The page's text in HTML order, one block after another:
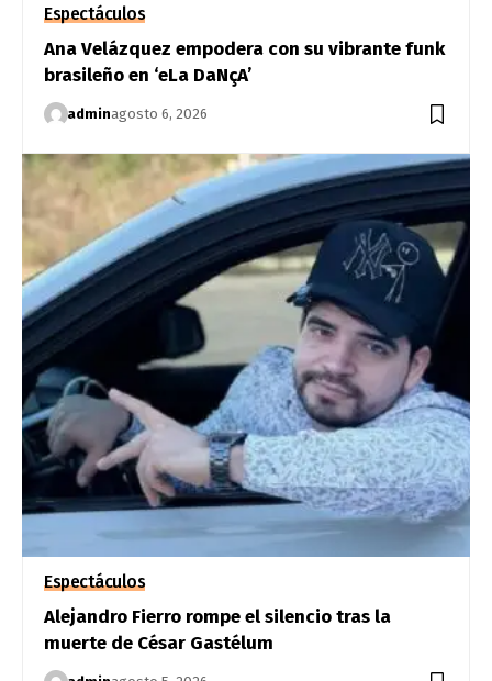
Espectáculos
Ana Velázquez empodera con su vibrante funk
brasileño en ‘eLa DaNçA’
adminagosto 6, 2026
Espectáculos
Alejandro Fierro rompe el silencio tras la
muerte de César Gastélum